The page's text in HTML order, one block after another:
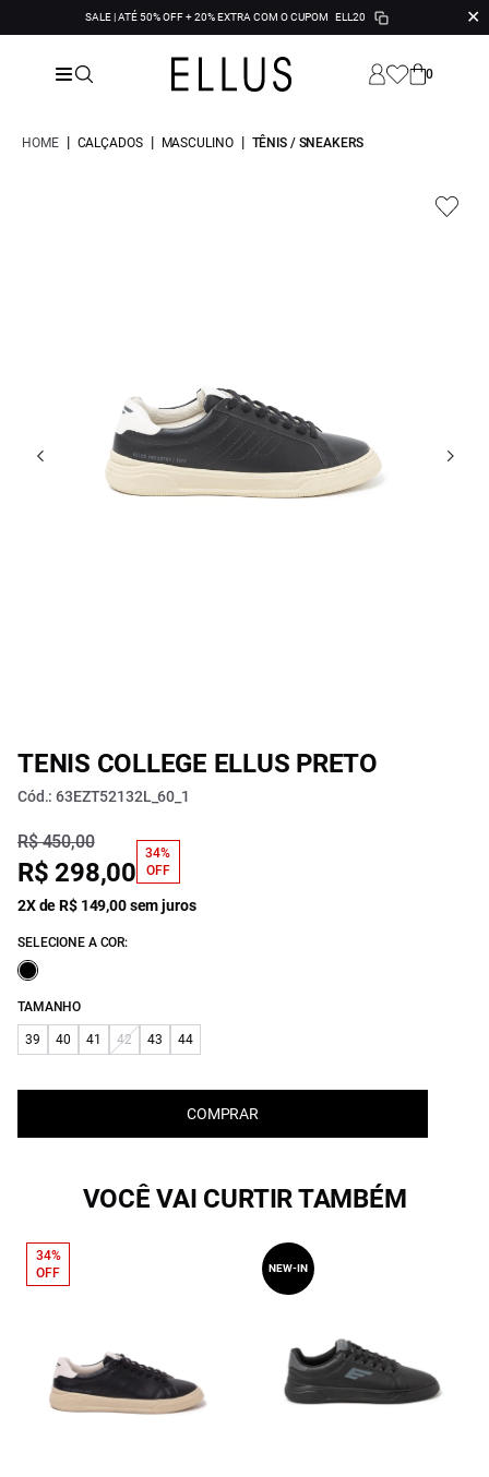
SALE | ATÉ 50% OFF + 20% EXTRA COM O CUPOM ELL20 ✕
0
HOME | CALÇADOS | MASCULINO | TÊNIS / SNEAKERS
TENIS COLLEGE ELLUS PRETO
Cód.: 63EZT52132L_60_1
R$ 450,00
R$ 298,00
34%
OFF
2X de R$ 149,00 sem juros
SELECIONE A COR:
TAMANHO
39 40 41 42 43 44
COMPRAR
VOCÊ VAI CURTIR TAMBÉM
34%
OFF
NEW-IN